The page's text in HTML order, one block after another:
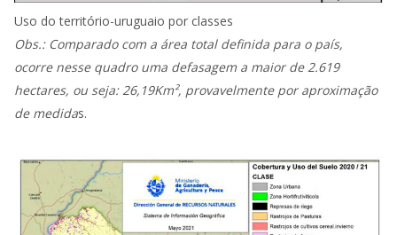
Uso do território-uruguaio por classes
Obs.: Comparado com a área total definida para o país,
ocorre nesse quadro uma defasagem a maior de 2.619
hectares, ou seja: 26,19Km², provavelmente por aproximação
de medidas.